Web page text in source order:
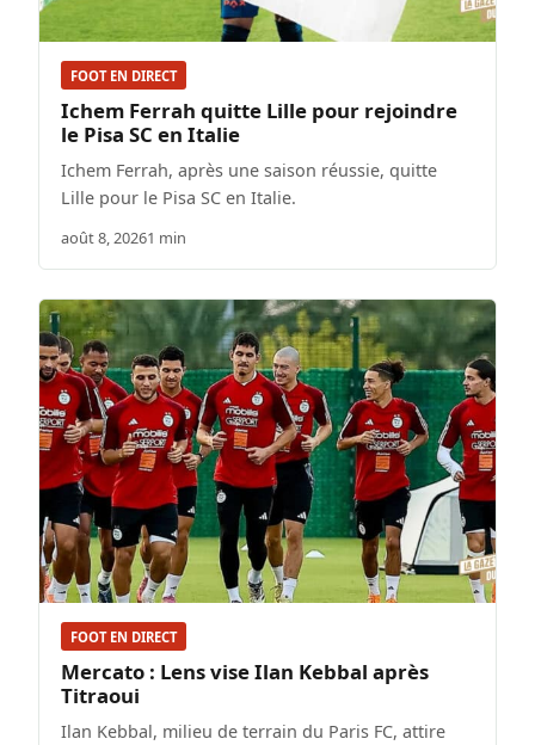
FOOT EN DIRECT
Ichem Ferrah quitte Lille pour rejoindre
le Pisa SC en Italie
Ichem Ferrah, après une saison réussie, quitte
Lille pour le Pisa SC en Italie.
août 8, 20261 min
FOOT EN DIRECT
Mercato : Lens vise Ilan Kebbal après
Titraoui
Ilan Kebbal, milieu de terrain du Paris FC, attire